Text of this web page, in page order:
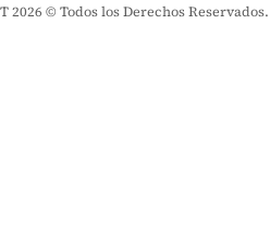
2026 © Todos los Derechos